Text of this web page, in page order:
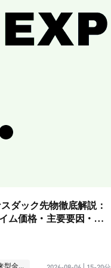
ダック先物徹底解説：
ム価格・主要要因・取
TradFi(従来型金融)